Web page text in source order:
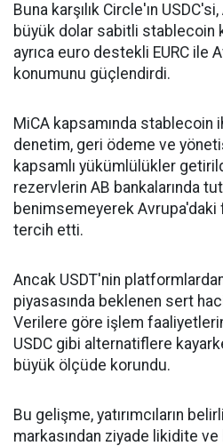
Buna karşılık Circle'ın
büyük dolar sabitli stablecoin
ayrıca euro destekli EURC ile
konumunu güçlendirdi.
MiCA kapsamında stablecoin
denetim, geri ödeme ve
kapsamlı yükümlülükler
rezervlerin AB bankalarında
benimsemeyerek Avrupa'daki
tercih etti.
Ancak USDT'nin
piyasasında beklenen sert
Verilere göre işlem
USDC gibi alternatiflere
büyük ölçüde korundu.
Bu gelişme, yatırımcıların
markasından ziyade likidite ve